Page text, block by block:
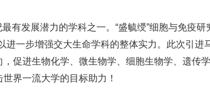
发展潜力的学科之一。“盛毓绶”细胞与免疫研
一步增强交大生命学科的整体实力。此次引
促进生物化学、微生物学、细胞生物学、遗传
界一流大学的目标助力！